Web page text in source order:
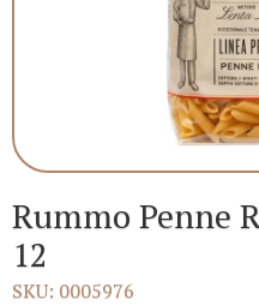
Rummo Penne
12
SKU: 0005976